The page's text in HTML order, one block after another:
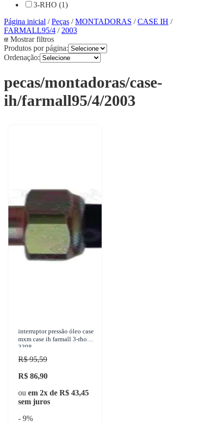
3-RHO (1)
Página inicial /Peças /MONTADORAS /CASE IH /
FARMALL95/4 / 2003
Mostrar filtros
Produtos por página:
Ordenação:
pecas/montadoras/case-
ih/farmall95/4/2003
interruptor pressão óleo case
mxm case ih farmall 3-rho
3398
R$ 95,59
R$ 86,90
ou em 2x de R$ 43,45
sem juros
- 9%